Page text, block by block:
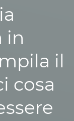
in
il
cosa